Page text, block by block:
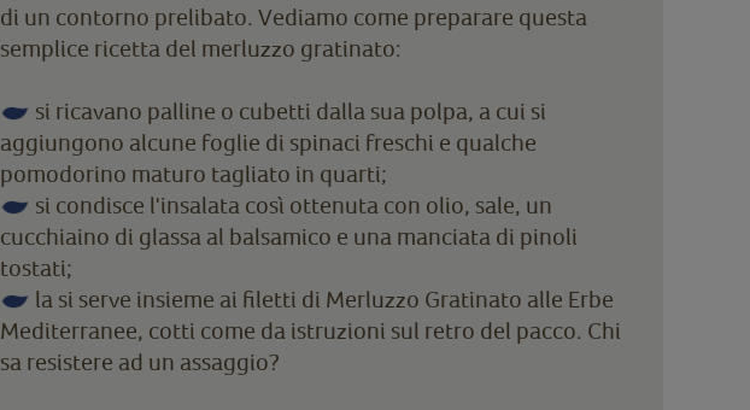
di un contorno prelibato. Vediamo come preparare questa
semplice ricetta del merluzzo gratinato:
si ricavano palline o cubetti dalla sua polpa, a cui si
aggiungono alcune foglie di spinaci freschi e qualche
pomodorino maturo tagliato in quarti;
si condisce l'insalata così ottenuta con olio, sale, un
cucchiaino di glassa al balsamico e una manciata di pinoli
tostati;
la si serve insieme ai filetti di Merluzzo Gratinato alle Erbe
Mediterranee, cotti come da istruzioni sul retro del pacco. Chi
sa resistere ad un assaggio?